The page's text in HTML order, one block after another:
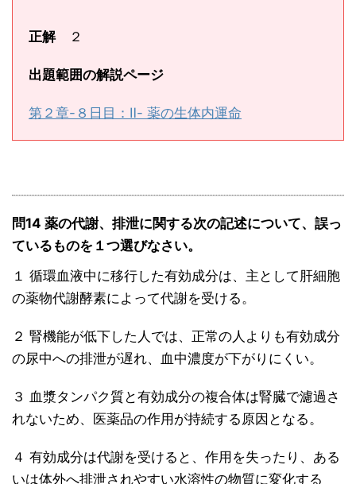
正解２
出題範囲の解説ページ
第２章-８日目：Ⅱ- 薬の生体内運命
問14 薬の代謝、排泄に関する次の記述について、誤っ
ているものを１つ選びなさい。
１ 循環血液中に移行した有効成分は、主として肝細胞
の薬物代謝酵素によって代謝を受ける。
２ 腎機能が低下した人では、正常の人よりも有効成分
の尿中への排泄が遅れ、血中濃度が下がりにくい。
３ 血漿タンパク質と有効成分の複合体は腎臓で濾過さ
れないため、医薬品の作用が持続する原因となる。
４ 有効成分は代謝を受けると、作用を失ったり、ある
いは体外へ排泄されやすい水溶性の物質に変化する